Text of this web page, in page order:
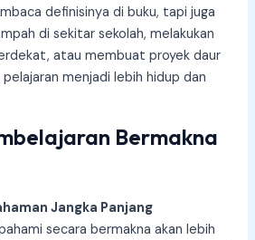
definisinya di buku, tapi juga
di sekitar sekolah, melakukan
atau membuat proyek daur
menjadi lebih hidup dan
Bermakna
Jangka Panjang
secara bermakna akan lebih